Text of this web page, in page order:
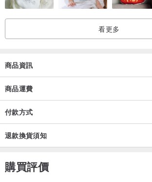
可以將腳板踩在一張白紙上將輪廓畫出，
用尺量腳最長和最寬處，最長公分為腳長公分，
正常腳板寬度為8-9.6公分，
尺寸標示偏大或偏小自動選擇大一號尺寸。
看更多
商品資訊
商品運費
付款方式
退款換貨須知
購買評價